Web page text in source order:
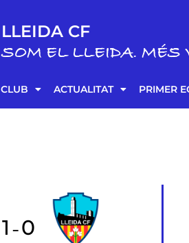
LLEIDA CF
SOM EL LLEIDA. MÉS
CLUB ACTUALITAT PRIMER
1-0